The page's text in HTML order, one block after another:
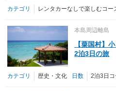
カテゴリ レンタカーなしで楽しむコー
本島周辺離島
【粟国村】
2泊3日の旅
カテゴリ 歴史・文化 日数 2泊3日コ